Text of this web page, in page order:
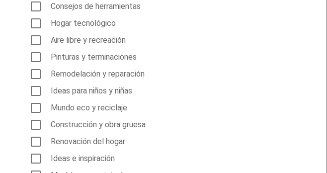
Consejos de herramientas
Hogar tecnológico
Aire libre y recreación
Pinturas y terminaciones
Remodelación y reparación
Ideas para niños y niñas
Mundo eco y reciclaje
Construcción y obra gruesa
Renovación del hogar
Ideas e inspiración